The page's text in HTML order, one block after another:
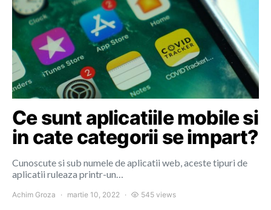
Ce sunt aplicatiile mobile si
in cate categorii se impart?
Cunoscute si sub numele de aplicatii web, aceste tipuri de
aplicatii ruleaza printr-un…
Achim Groza martie 10, 2022 545 views